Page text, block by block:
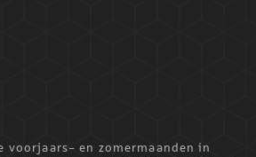
en zomermaanden in